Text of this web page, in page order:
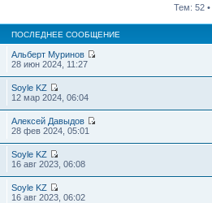
Тем: 52 •
ПОСЛЕДНЕЕ СООБЩЕНИЕ
Альберт Муринов
28 июн 2024, 11:27
Soyle KZ
12 мар 2024, 06:04
Алексей Давыдов
28 фев 2024, 05:01
Soyle KZ
16 авг 2023, 06:08
Soyle KZ
16 авг 2023, 06:02